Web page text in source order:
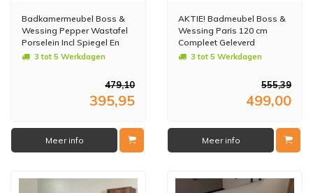
Badkamermeubel Boss &
Wessing Pepper Wastafel
Porselein Incl Spiegel En
Kraangat 80x55x46 cm
3 tot 5 Werkdagen
479,10
395,95
Meer info
AKTIE! Badmeubel Boss &
Wessing Paris 120 cm
Compleet Geleverd
Hoogglans Antraciet (2
3 tot 5 Werkdagen
555,39
499,00
Meer info